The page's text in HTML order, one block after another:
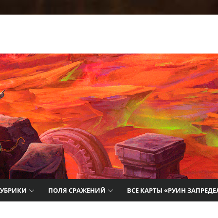
о
ПОЛЯ СРАЖЕНИЙ ВСЕ КАРТЫ «РУИН